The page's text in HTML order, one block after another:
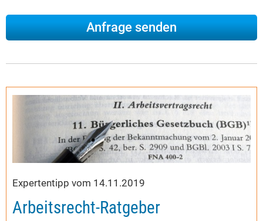
Expertentipp vom 14.11.2019
Arbeitsrecht-Ratgeber